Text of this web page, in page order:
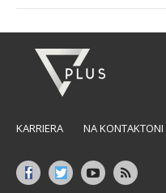
KARRIERA NA KONTAKTONI